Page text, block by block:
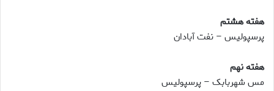
هفته هشتم
پرسپولیس – نفت آبادان
هفته نهم
مس شهربابک – پرسپولیس